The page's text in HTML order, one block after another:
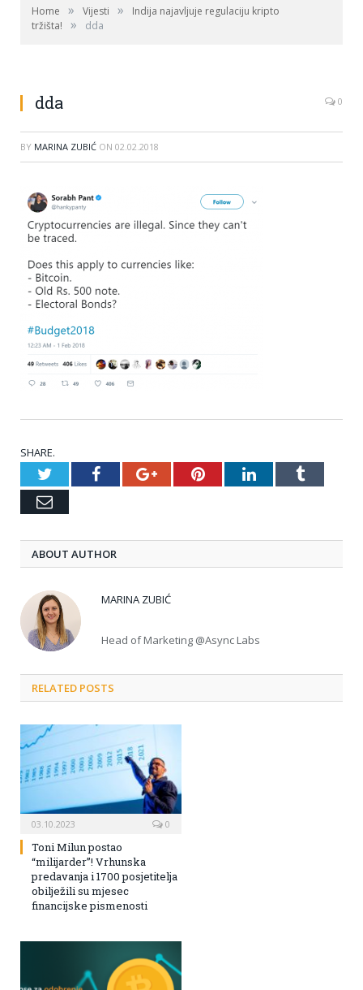
Home » Vijesti »
Indija najavljuje regulaciju kripto
tržišta!
» dda
dda 0
BY MARINA ZUBIĆ ON 02.02.2018
SHARE.
TwitterFacebookGoogle+PinterestLinkedInTumblr
Email
ABOUT AUTHOR
MARINA ZUBIĆ
Head of Marketing @Async Labs
RELATED POSTS
03.10.2023 0
Toni Milun postao
“milijarder”! Vrhunska
predavanja i 1700 posjetitelja
obilježili su mjesec
financijske pismenosti